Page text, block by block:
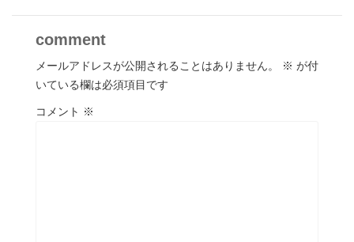
comment
メールアドレスが公開されることはありません。 ※ が付
いている欄は必須項目です
コメント ※